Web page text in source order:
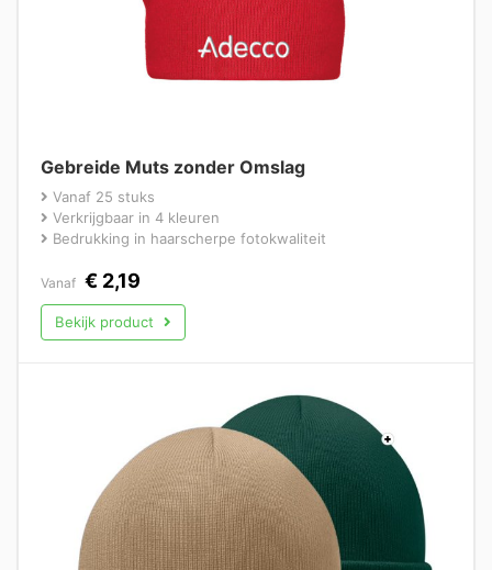
Gebreide Muts zonder Omslag
Vanaf 25 stuks
Verkrijgbaar in 4 kleuren
Bedrukking in haarscherpe fotokwaliteit
Vanaf € 2,19
Bekijk product